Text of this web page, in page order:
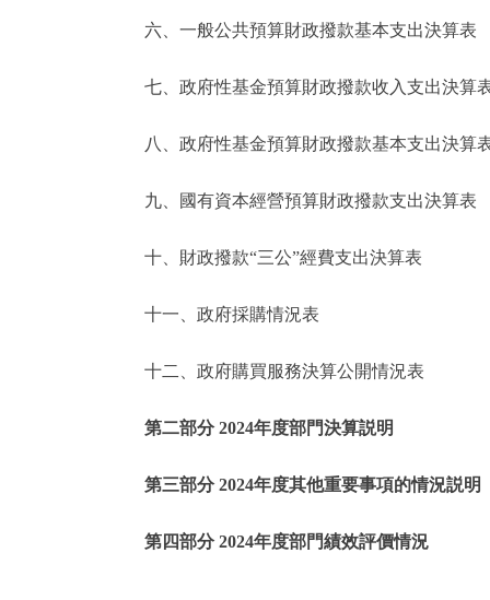
仲介服務
政民互動
12345網上接訴即辦
參與調查
走進北京
北京概況
綠色北京
ENGLISH
六、一般公共預算財政撥款基本支出決算表
七、政府性基金預算財政撥款收入支出決算
八、政府性基金預算財政撥款基本支出決算
九、國有資本經營預算財政撥款支出決算表
十、財政撥款“三公”經費支出決算表
十一、政府採購情況表
十二、政府購買服務決算公開情況表
第二部分 2024年度部門決算説明
第三部分 2024年度其他重要事項的情況説明
第四部分 2024年度部門績效評價情況